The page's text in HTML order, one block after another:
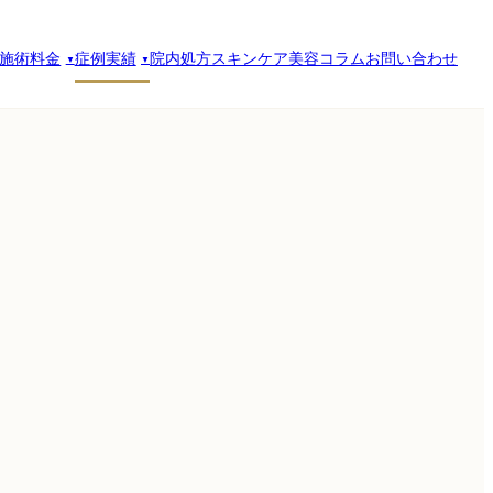
施術料金 症例実績 院内処方スキンケア美容コラムお問い合わせ